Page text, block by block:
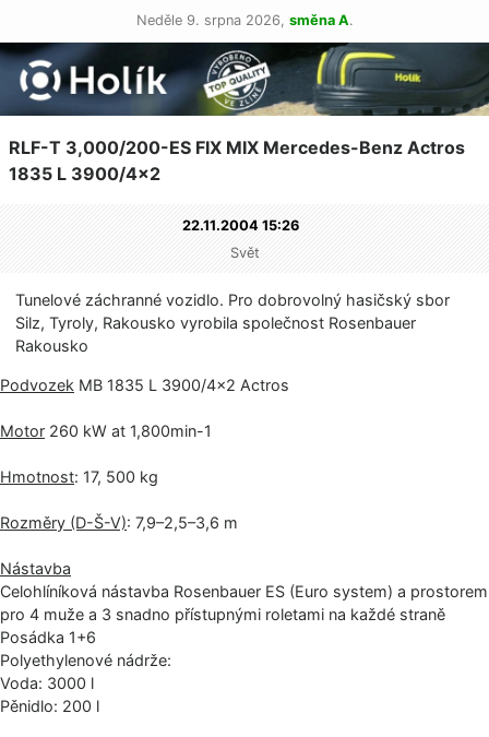
Neděle 9. srpna 2026, směna A.
RLF-T 3,000/200-ES FIX MIX Mercedes-Benz Actros
1835 L 3900/4×2
22.11.2004 15:26
Svět
Tunelové záchranné vozidlo. Pro dobrovolný hasičský sbor
Silz, Tyroly, Rakousko vyrobila společnost Rosenbauer
Rakousko
Podvozek MB 1835 L 3900/4×2 Actros
Motor 260 kW at 1,800min-1
Hmotnost: 17, 500 kg
Rozměry (D-Š-V): 7,9–2,5–3,6 m
Nástavba
Celohlíníková nástavba Rosenbauer ES (Euro system) a prostorem
pro 4 muže a 3 snadno přístupnými roletami na každé straně
Posádka 1+6
Polyethylenové nádrže:
Voda: 3000 l
Pěnidlo: 200 l